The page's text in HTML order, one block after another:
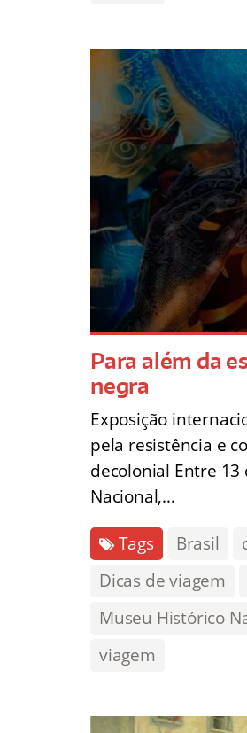
Para além da
negra
Exposição
pela resistência e
decolonial Entre 13
Nacional,…
Tags Brasil
Dicas de viagem
Museu Histórico
viagem